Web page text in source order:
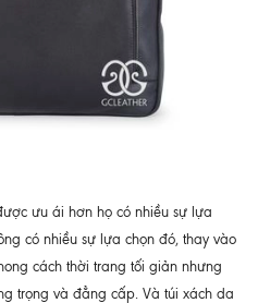
ưu ái hơn họ có nhiều sự lựa
có nhiều sự lựa chọn đó, thay vào
cách thời trang tối giản nhưng
trọng và đẳng cấp. Và túi xách da